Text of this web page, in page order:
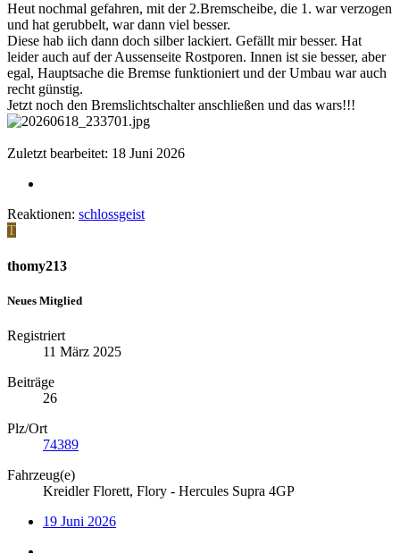
Heut nochmal gefahren, mit der 2.Bremscheibe, die 1. war verzogen
und hat gerubbelt, war dann viel besser.
Diese hab iich dann doch silber lackiert. Gefällt mir besser. Hat
leider auch auf der Aussenseite Rostporen. Innen ist sie besser, aber
egal, Hauptsache die Bremse funktioniert und der Umbau war auch
recht günstig.
Jetzt noch den Bremslichtschalter anschließen und das wars!!!
Zuletzt bearbeitet: 18 Juni 2026
Reaktionen: schlossgeist
T
thomy213
Neues Mitglied
Registriert
11 März 2025
Beiträge
26
Plz/Ort
74389
Fahrzeug(e)
Kreidler Florett, Flory - Hercules Supra 4GP
19 Juni 2026